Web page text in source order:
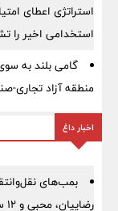
استراتژی اعطای
استخدامی اخیر را
گامی بلند به
منطقه آزاد تجاری-
اخبار داغ
بمب‌های
رضاییان، محبی و ۱۲ ستاره لو رفت